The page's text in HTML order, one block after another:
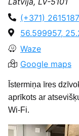
(+371)
56.599957,
Waze
Google maps
Īstermiņa īres
aprīkots ar
Wi-Fi.